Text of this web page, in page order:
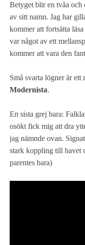
Betyget blir en tvåa och
av sitt namn. Jag har
kommer att fortsätta
var något av ett
kommer att vara den
Små svarta lögner är
Modernista.
En sista grej bara:
osökt fick mig att dra
jag nämnde ovan.
stark koppling till havet
parentes bara)